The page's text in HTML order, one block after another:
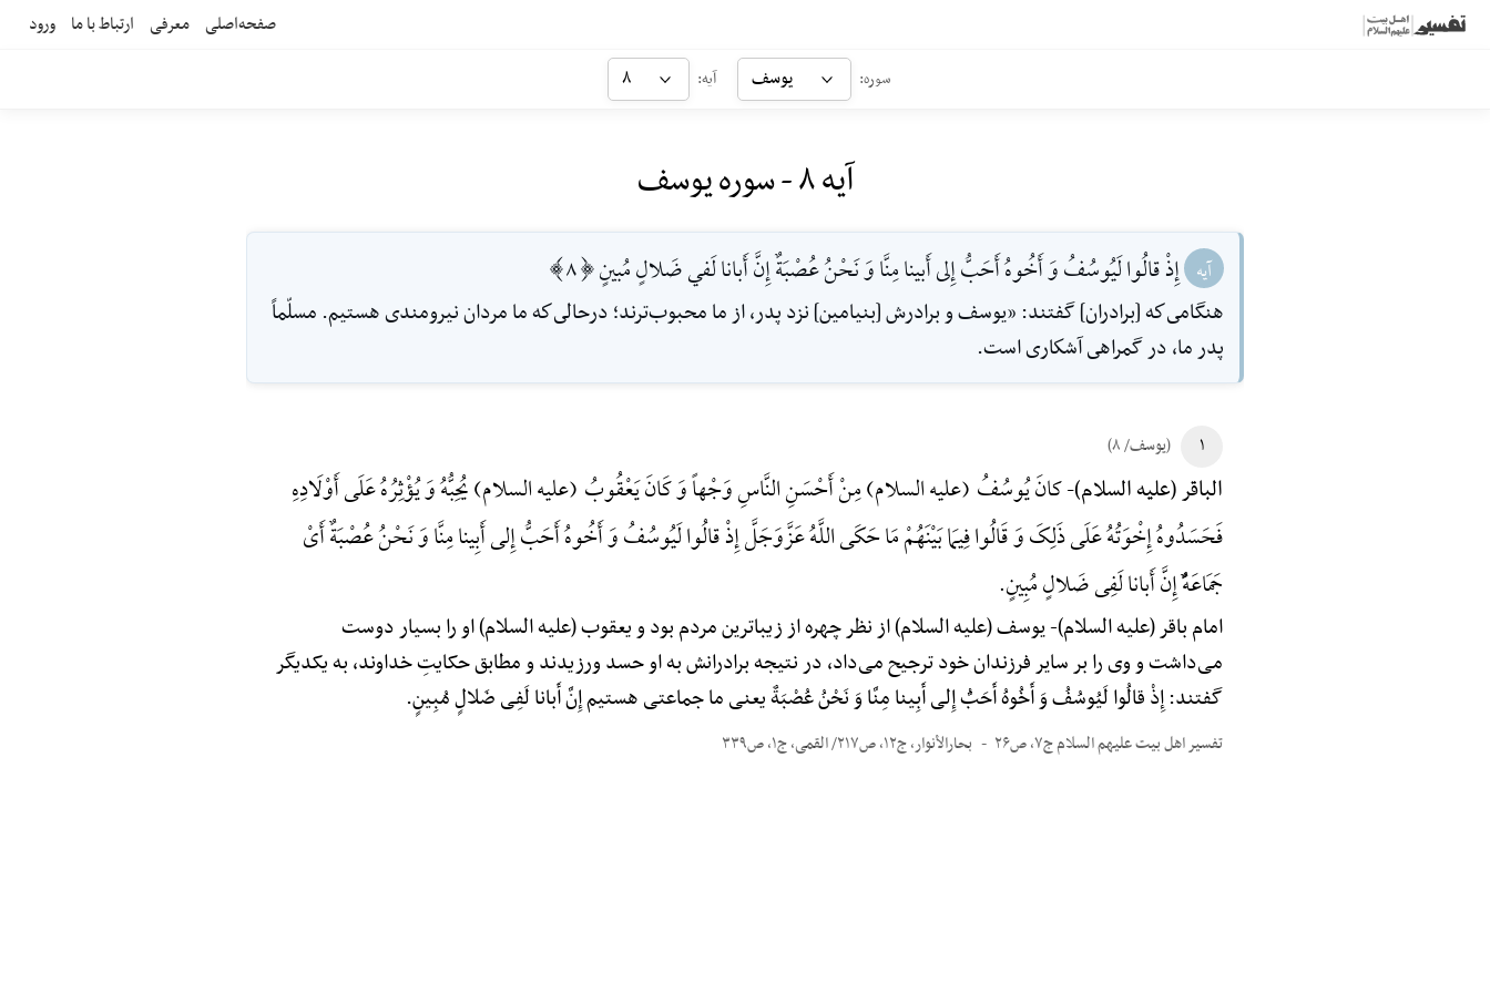
صفحه‌اصلی معرفی ارتباط با ما ورود
سوره: یوسف آیه: ۸
آیه ۸ - سوره یوسف
آیه إِذْ قالُوا لَيُوسُفُ وَ أَخُوهُ أَحَبُّ إِلى أَبينا مِنَّا وَ نَحْنُ عُصْبَةٌ إِنَّ أَبانا لَفي ضَلالٍ مُبينٍ [8]
هنگامى‌كه [برادران] گفتند: «يوسف و برادرش [بنيامين] نزد پدر، از ما محبوب‌ترند؛ در‌حالى‌كه ما مردان نيرومندى هستيم. مسلّماً
پدر ما، در گمراهى آشكارى است.
۱ (یوسف/ ۸)
الباقر (علیه السلام)-کانَ یُوسُفُ (علیه السلام) مِنْ أَحْسَنِ النَّاسِ وَجْهاً وَ کَانَ یَعْقُوبُ (علیه السلام) یُحِبُّهُ وَ یُؤْثِرُهُ عَلَی أَوْلَادِهِ
فَحَسَدُوهُ إِخْوَتُهُ عَلَی ذَلِکَ وَ قَالُوا فِیمَا بَیْنَهُمْ مَا حَکَی اللَّهُ عَزَّوَجَلَّ إِذْ قالُوا لَیُوسُفُ وَ أَخُوهُ أَحَبُّ إِلی أَبِینا مِنَّا وَ نَحْنُ عُصْبَةٌ أَیْ
جَمَاعَهًٌْ إِنَّ أَبانا لَفِی ضَلالٍ مُبِینٍ.
امام باقر (علیه السلام)-یوسف (علیه السلام) از نظر چهره از زیباترین مردم بود و یعقوب (علیه السلام) او را بسیار دوست
می‌داشت و وی را بر سایر فرزندان خود ترجیح می‌داد، در نتیجه برادرانش به او حسد ورزیدند و مطابق حکایتِ خداوند، به یکدیگر
گفتند: إِذْ قالُوا لَیُوسُفُ وَ أَخُوهُ أَحَبُّ إِلی أَبِینا مِنَّا وَ نَحْنُ عُصْبَةٌ یعنی ما جماعتی هستیم إِنَّ أَبانا لَفِی ضَلالٍ مُبِینٍ.
تفسیر اهل بیت علیهم السلام ج۷، ص۲۶ بحارالأنوار، ج۱۲، ص۲۱۷/ القمی، ج۱، ص۳۳۹